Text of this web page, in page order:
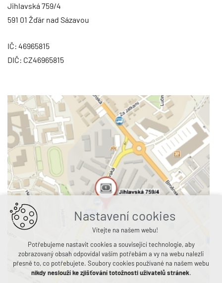
Jihlavská 759/4
591 01 Žďár nad Sázavou
IČ: 46965815
DIČ: CZ46965815
Nastavení cookies
Vítejte na našem webu!
Potřebujeme nastavit cookies a související technologie, aby
zobrazovaný obsah odpovídal vašim potřebám a vy na webu nalezli
přesně to, co potřebujete. Soubory cookies používané na našem webu
nikdy neslouží ke zjišťování totožnosti uživatelů stránek.